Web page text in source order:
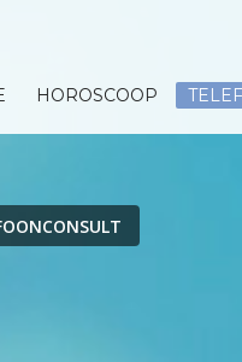
HOROSCOOP